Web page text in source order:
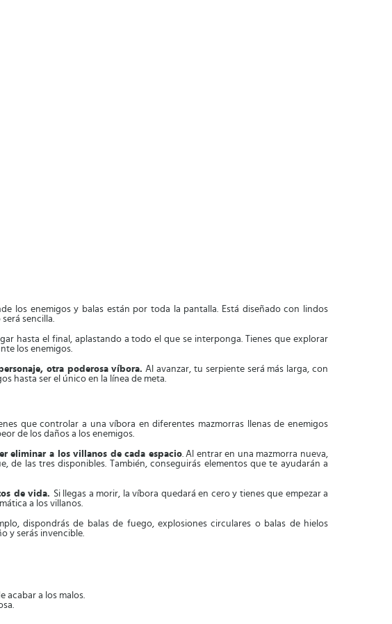
los enemigos y balas están por toda la pantalla. Está diseñado con lindos
sencilla.
hasta el final, aplastando a todo el que se interponga. Tienes que explorar
los enemigos.
otra poderosa víbora. Al avanzar, tu serpiente será más larga, con
hasta ser el único en la línea de meta.
que controlar a una víbora en diferentes mazmorras llenas de enemigos
de los daños a los enemigos.
eliminar a los villanos de cada espacio. Al entrar en una mazmorra nueva,
de las tres disponibles. También, conseguirás elementos que te ayudarán a
de vida. Si llegas a morir, la víbora quedará en cero y tienes que empezar a
a los villanos.
dispondrás de balas de fuego, explosiones circulares o balas de hielos
y serás invencible.
acabar a los malos.